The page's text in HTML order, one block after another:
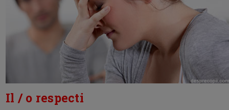
Il / o respecti